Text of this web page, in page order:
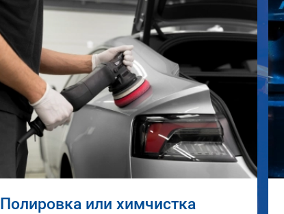
Полировка или химчистка